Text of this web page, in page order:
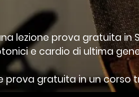
lezione prova gratuita in
e cardio di ultima
prova gratuita in un corso